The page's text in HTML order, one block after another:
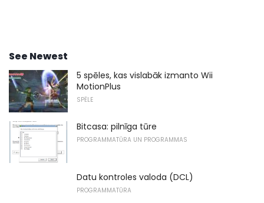
See Newest
5 spēles, kas vislabāk izmanto Wii
MotionPlus
SPĒLE
Bitcasa: pilnīga tūre
PROGRAMMATŪRA UN PROGRAMMAS
Datu kontroles valoda (DCL)
PROGRAMMATŪRA